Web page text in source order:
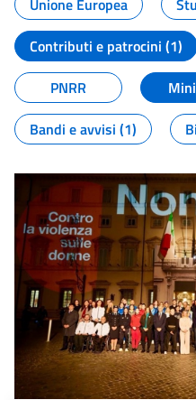
Unione Europea
Contributi e patrocini (1)
PNRR
Bandi e avvisi (1)